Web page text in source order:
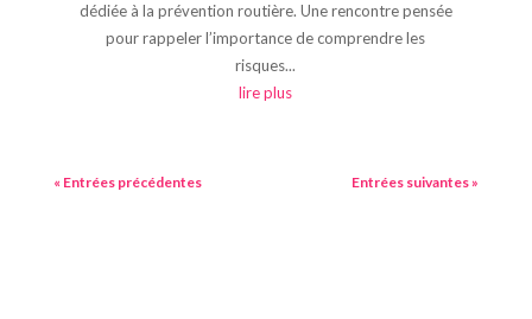
dédiée à la prévention routière. Une rencontre pensée
pour rappeler l’importance de comprendre les
risques...
lire plus
« Entrées précédentes Entrées suivantes »